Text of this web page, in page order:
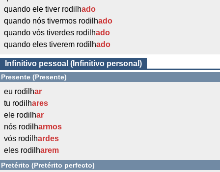
quando ele tiver rodilhado
quando nós tivermos rodilhado
quando vós tiverdes rodilhado
quando eles tiverem rodilhado
Infinitivo pessoal (Infinitivo personal)
Presente (Presente)
eu rodilhar
tu rodilhares
ele rodilhar
nós rodilharmos
vós rodilhardes
eles rodilharem
Pretérito (Pretérito perfecto)